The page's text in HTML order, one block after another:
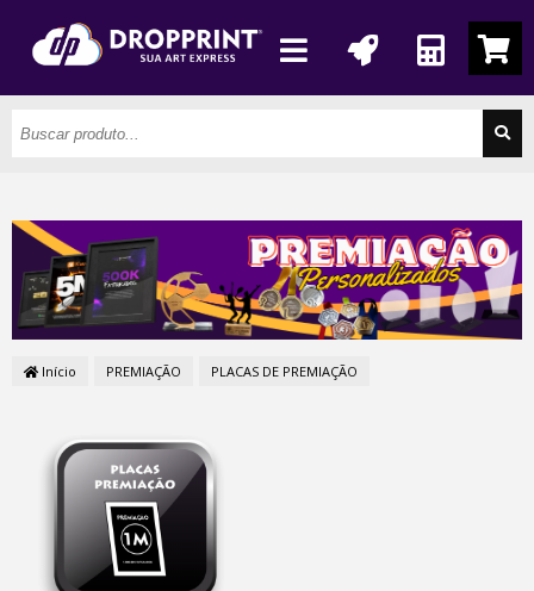
Início PREMIAÇÃO PLACAS DE PREMIAÇÃO